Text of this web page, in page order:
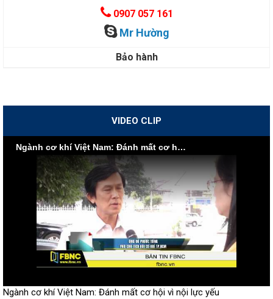
0907 057 161
Mr Hường
Bảo hành
VIDEO CLIP
Ngành cơ khí Việt Nam: Đánh mất cơ hội vì nội lực yếu
Ngành cơ khí Việt Nam: Đánh mất cơ hội vì nội lực yếu